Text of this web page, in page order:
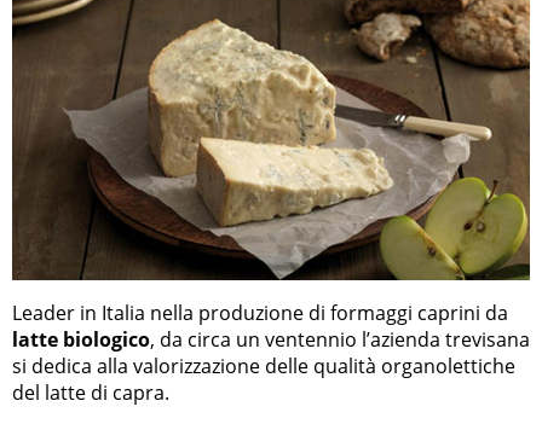
Leader in Italia nella produzione di formaggi caprini da
latte biologico, da circa un ventennio l’azienda trevisana
si dedica alla valorizzazione delle qualità organolettiche
del latte di capra.